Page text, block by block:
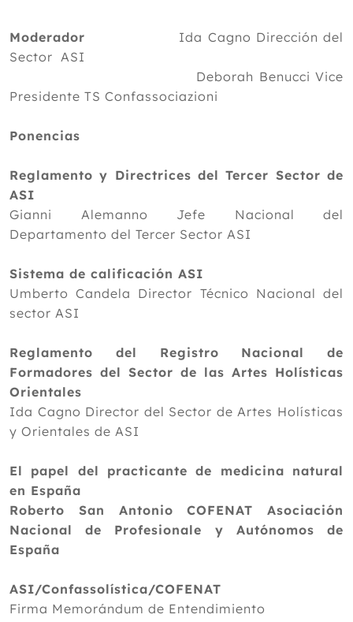
Moderador
Ida Cagno Dirección del
Sector ASI
Deborah Benucci Vice
Presidente TS Confassociazioni
Ponencias
Reglamento y Directrices del Tercer Sector de
ASI
Gianni Alemanno Jefe Nacional del
Departamento del Tercer Sector ASI
Sistema de calificación ASI
Umberto Candela Director Técnico Nacional del
sector ASI
Reglamento del Registro Nacional de
Formadores del Sector de las Artes Holísticas
Orientales
Ida Cagno Director del Sector de Artes Holísticas
y Orientales de ASI
El papel del practicante de medicina natural
en España
Roberto San Antonio COFENAT Asociación
Nacional de Profesionale y Autónomos de
España
ASI/Confassolística/COFENAT
Firma Memorándum de Entendimiento